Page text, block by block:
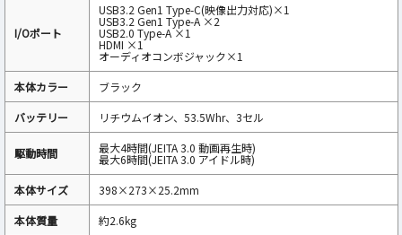
I/Oポート
USB3.2 Gen1 Type-C(映像出力対応)×1
USB3.2 Gen1 Type-A ×2
USB2.0 Type-A ×1
HDMI ×1
オーディオコンボジャック×1
本体カラー
ブラック
バッテリー
リチウムイオン、53.5Whr、3セル
駆動時間 最大4時間(JEITA 3.0 動画再生時)
最大6時間(JEITA 3.0 アイドル時)
本体サイズ
398×273×25.2mm
本体質量
約2.6kg